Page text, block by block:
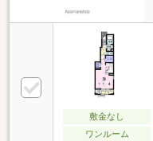
敷金なし
ワンルーム